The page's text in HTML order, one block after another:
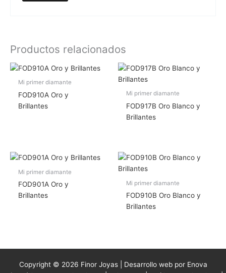
Productos relacionados
Mi primer diamante
FOD910A Oro y
Brillantes
Mi primer diamante
FOD917B Oro Blanco y
Brillantes
Mi primer diamante
FOD901A Oro y
Brillantes
Mi primer diamante
FOD910B Oro Blanco y
Brillantes
Copyright © 2026 Finor Joyas | Desarrollo web por Enova